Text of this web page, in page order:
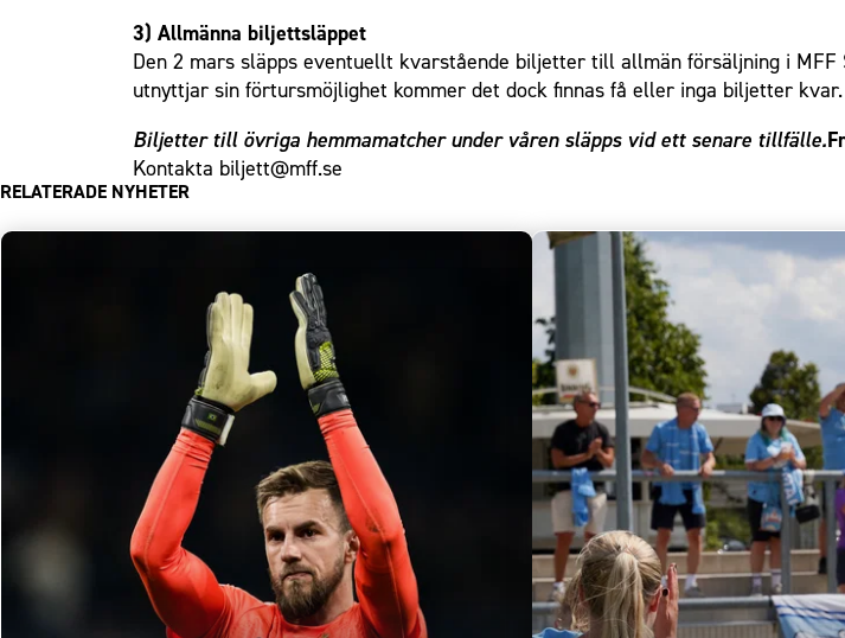
3) Allmänna biljettsläppet
Den 2 mars släpps eventuellt kvarstående biljetter till allmän försäljning i MFF
utnyttjar sin förtursmöjlighet kommer det dock finnas få eller inga biljetter kvar.
Biljetter till övriga hemmamatcher under våren släpps vid ett senare tillfälle.
Kontakta biljett@mff.se
RELATERADE NYHETER